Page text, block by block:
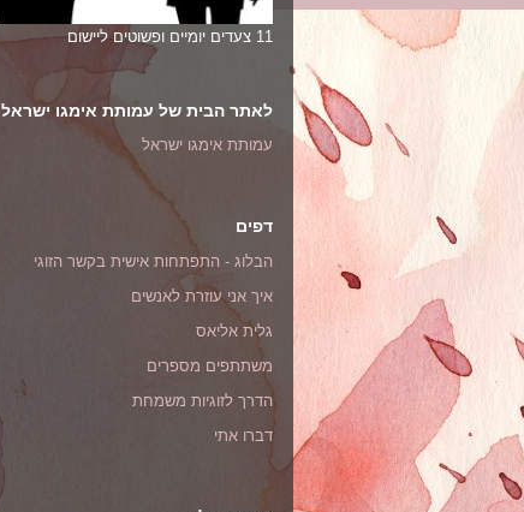
11 צעדים יומיים ופשוטים ליישום
לאתר הבית של עמותת אימגו ישראל
עמותת אימגו ישראל
דפים
הבלוג - התפתחות אישית בקשר הזוגי
איך אני עוזרת לאנשים
גלית אליאס
משתתפים מספרים
הדרך לזוגיות משמחת
דברו אתי